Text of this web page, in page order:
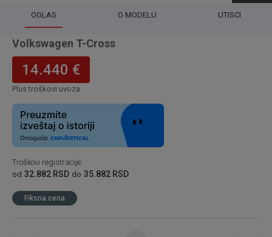
OGLAS O MODELU UTISCI
Volkswagen T-Cross
14.440 €
Plus troškovi uvoza
Troškovi registracije:
od 32.882 RSD do 35.882 RSD
Fiksna cena